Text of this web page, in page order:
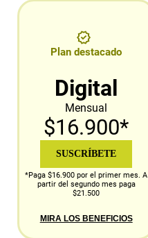
Plan destacado
Digital
Mensual
$16.900*
SUSCRÍBETE
*Paga $16.900 por el primer mes. A
partir del segundo mes paga
$21.500
MIRA LOS BENEFICIOS